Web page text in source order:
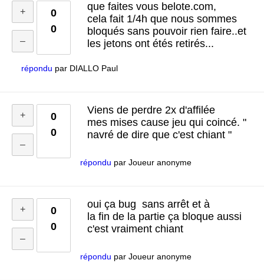
0
0
que faites vous belote.com,
cela fait 1/4h que nous sommes
bloqués sans pouvoir rien faire..et
les jetons ont étés retirés...
répondu par DIALLO Paul
0
0
Viens de perdre 2x d'affilée
mes mises cause jeu qui coincé. "
navré de dire que c'est chiant "
répondu par Joueur anonyme
0
0
oui ça bug sans arrêt et à
la fin de la partie ça bloque aussi
c'est vraiment chiant
répondu par Joueur anonyme